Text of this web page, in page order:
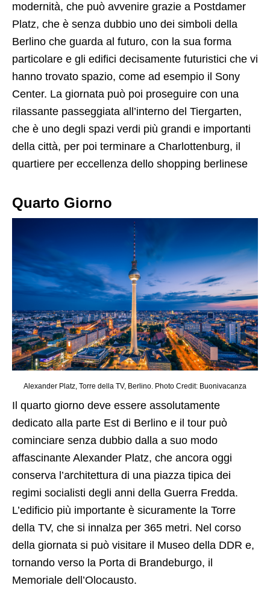
modernità, che può avvenire grazie a Postdamer
Platz, che è senza dubbio uno dei simboli della
Berlino che guarda al futuro, con la sua forma
particolare e gli edifici decisamente futuristici che vi
hanno trovato spazio, come ad esempio il Sony
Center. La giornata può poi proseguire con una
rilassante passeggiata all’interno del Tiergarten,
che è uno degli spazi verdi più grandi e importanti
della città, per poi terminare a Charlottenburg, il
quartiere per eccellenza dello shopping berlinese
Quarto Giorno
Alexander Platz, Torre della TV, Berlino. Photo Credit: Buonivacanza
Il quarto giorno deve essere assolutamente
dedicato alla parte Est di Berlino e il tour può
cominciare senza dubbio dalla a suo modo
affascinante Alexander Platz, che ancora oggi
conserva l’architettura di una piazza tipica dei
regimi socialisti degli anni della Guerra Fredda.
L’edificio più importante è sicuramente la Torre
della TV, che si innalza per 365 metri. Nel corso
della giornata si può visitare il Museo della DDR e,
tornando verso la Porta di Brandeburgo, il
Memoriale dell’Olocausto.